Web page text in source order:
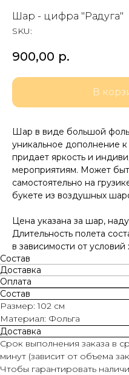
Шар - цифра "Радуга"
SKU:
900,00 р.
В
Шар в виде большой
уникальное дополнение
придает яркость и
мероприятиям. Может
самостоятельно на
букете из воздушных
Цена указана за шар,
Длительность полета
в зависимости от условий
Состав
Доставка
Оплата
Состав
Размер: 102 см
Материал: Фольга
Доставка
Срок выполнения заказа в
минут (зависит от объема
Чтобы гарантировать